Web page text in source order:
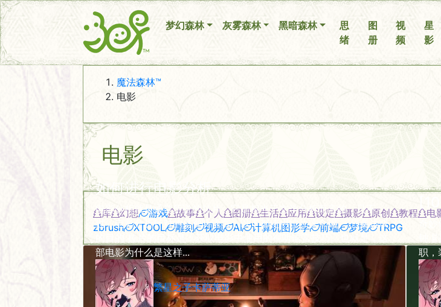
你无法看到我
梦幻森林
灰雾森林 黑暗森林
思
绪
图
册
视
频
星
影
魔法森林™
电影
电影
库 幻想 游戏 故事 个人 图册 生活 应用 设定 摄影 原创 教程 电
zbrush
XTOOL 雕刻 视频 AI 计算机图形学 前端 梦境 TRPG
如何进行电影分析
电影分析就是通常所说的拉片，它是相当于文学分析而言的，只不
过，电影分析针对的是视听语言，以下都使用拉片这个词。 想要达成
部电影为什么是这样...
繁星之子卡萨蒂亚
职，